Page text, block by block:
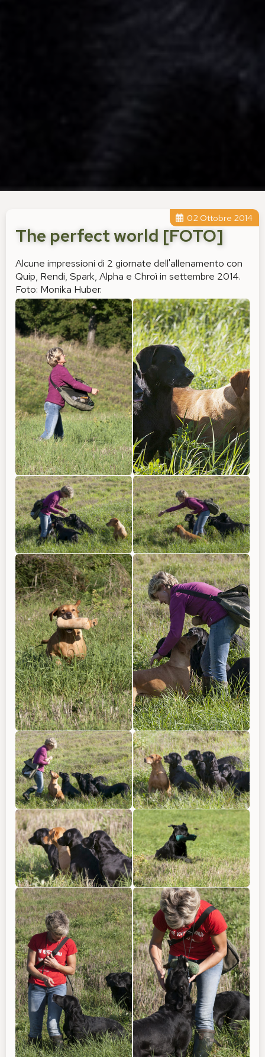
02 Ottobre 2014
The perfect world [FOTO]
Alcune impressioni di 2 giornate dell'allenamento con
Quip, Rendi, Spark, Alpha e Chroì in settembre 2014.
Foto: Monika Huber.